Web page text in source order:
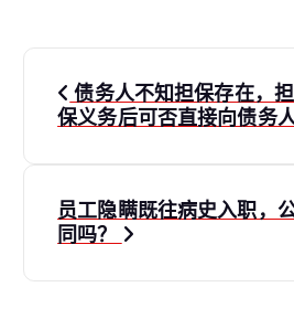
文
章
航
债务人不知担保存在，
保义务后可否直接向债务
员工隐瞒既往病史入职，
同吗？